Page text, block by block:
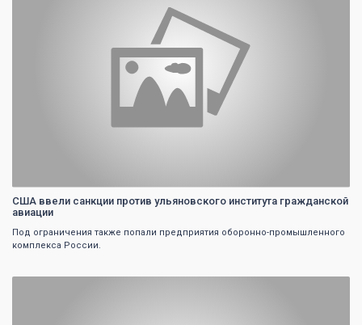
США ввели санкции против ульяновского института гражданской
авиации
Под ограничения также попали предприятия оборонно-промышленного
комплекса России.